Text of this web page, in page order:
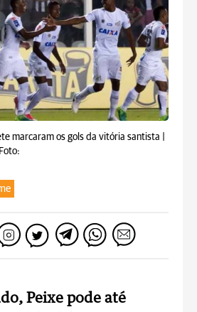
marcaram os gols da vitória santista |
Foto:
Peixe pode até